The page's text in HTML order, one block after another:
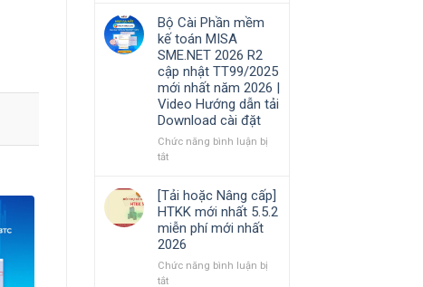
Hướng
dẫn
tải
Download
cài
đặt
cần
nắm
rõ
giá
phần
mềm
Kế
toán
MISA
AMIS
online
và
quản
nghiệp
hợp
nhất
mới
nhất
2026
Bộ Cài Phần mềm
kế toán MISA
SME.NET 2026 R2
cập nhật TT99/2025
mới nhất năm 2026 |
Video Hướng dẫn tải
Download cài đặt
Chức năng bình luận bị
tắtở
Cài
Phần
mềm
kế
toán
MISA
SME.NET
[Tải hoặc Nâng cấp]
HTKK mới nhất 5.5.2
miễn phí mới nhất
2026
Chức năng bình luận bị
tắtở